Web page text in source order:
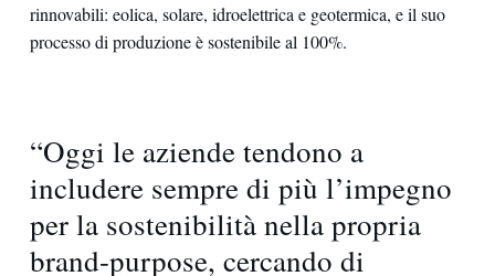
rinnovabili: eolica, solare, idroelettrica e geotermica, e il suo
processo di produzione è sostenibile al 100%.
“Oggi le aziende tendono a
includere sempre di più l’impegno
per la sostenibilità nella propria
brand-purpose, cercando di